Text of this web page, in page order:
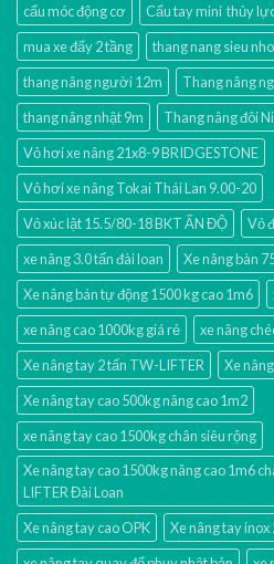
cẩu móc động cơ
Cẩu tay mini thủy
mua xe đẩy 2 tầng
thang nang sieu
thang nâng người 12m
Thang nâng
thang nâng nhật 9m
Thang nâng đôi
Vỏ hơi xe nâng 21x8-9 BRIDGESTONE
Vỏ hơi xe nâng Tokai Thái Lan 9.00-20
Vỏ xúc lật 15.5/80-18 BKT ẤN ĐỘ
Vỏ
xe nâng 3.0 tấn đài loan
Xe nâng bàn
Xe nâng bán tự động 1500 kg cao 1m6
xe nâng cao 1000kg giá rẻ
xe nâng
Xe nâng tay 2 tấn TW-LIFTER
Xe
Xe nâng tay cao 500kg nâng cao 1m2
xe nâng tay cao 1500kg chân siêu rộng
Xe nâng tay cao 1500kg nâng cao 1m6
LIFTER Đài Loan
Xe nâng tay cao OPK
Xe nâng tay inox